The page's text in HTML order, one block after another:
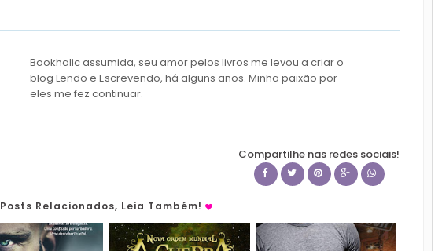
Bookhalic assumida, seu amor pelos livros me levou a criar o
blog Lendo e Escrevendo, há alguns anos. Minha paixão por
eles me fez continuar.
Compartilhe nas redes sociais!
Posts Relacionados, Leia Também!